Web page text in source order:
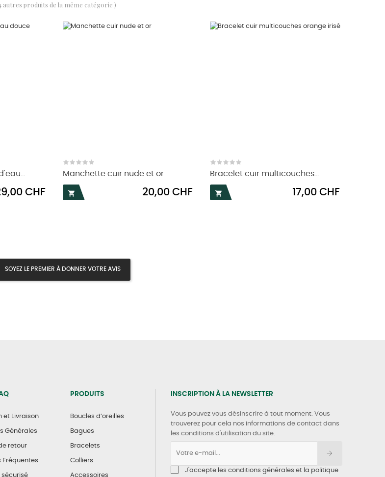
autres produits de la même catégorie )
CHF
Manchette cuir nude et or

Prix
20,00 CHF
Bracelet cuir multicouches...

Prix
17,00 CHF
SOYEZ LE PREMIER À DONNER VOTRE AVIS
et Livraison
Générales
retour
Fréquentes
sécurisé
PRODUITS
Boucles d’oreilles
Bagues
Bracelets
Colliers
Accessoires
INSCRIPTION À LA NEWSLETTER
Vous pouvez vous désinscrire à tout moment. Vous
trouverez pour cela nos informations de contact dans
les conditions d'utilisation du site.
J'accepte les conditions générales et la politique